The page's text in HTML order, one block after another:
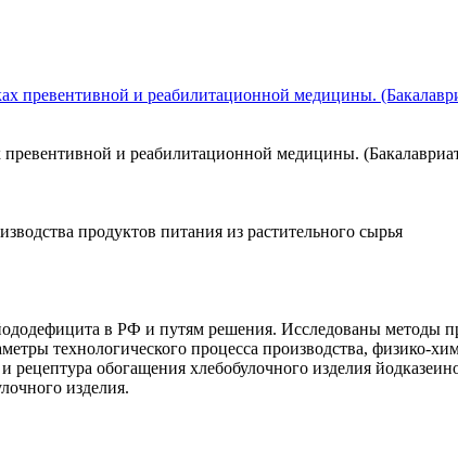
и реабилитационной медицины.
продуктов питания из растительного сырья
в РФ и путям решения. Исследованы методы
технологического процесса производства, физико-
обогащения хлебобулочного изделия
изделия.